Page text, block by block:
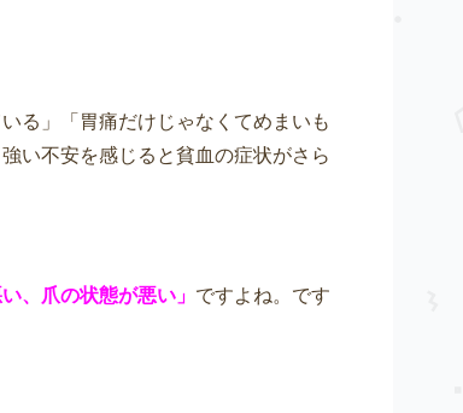
る」「胃痛だけじゃなくてめまいも
い不安を感じると貧血の症状がさら
、爪の状態が悪い」 ですよね。です